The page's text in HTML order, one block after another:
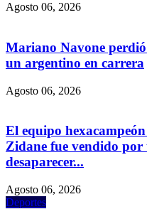
Agosto 06, 2026
Mariano Navone
un argentino en carrera
Agosto 06, 2026
El equipo
Zidane fue vendido
desaparecer...
Agosto 06, 2026
Deportes